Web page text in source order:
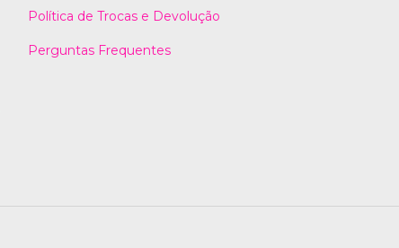
Política de Trocas e Devolução
Perguntas Frequentes